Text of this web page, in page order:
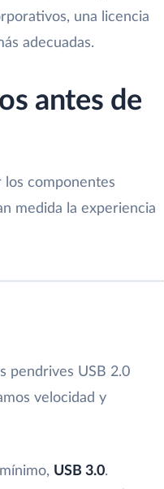
una licencia
adecuadas.
antes de
componentes
medida la experiencia
pendrives USB 2.0
velocidad y
USB 3.0.